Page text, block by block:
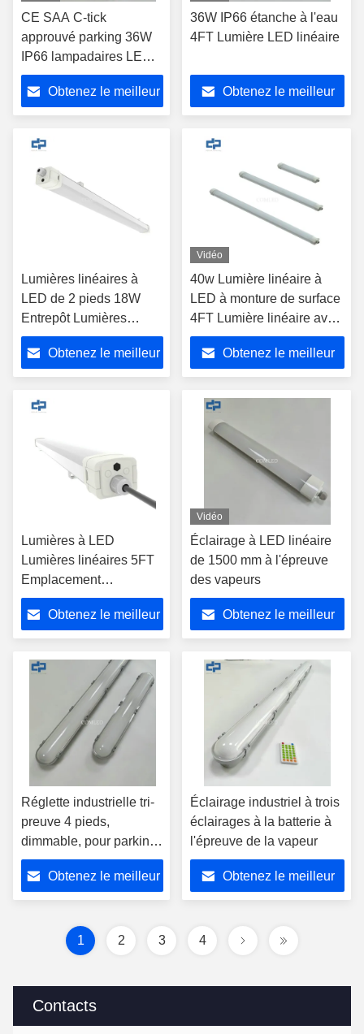
Contacts
CE SAA C-tick
approuvé parking 36W
IP66 lampadaires LED
industriels 1200mm
étanche à l'eau lumière
linéaire à LED entrepôt
LED fixation de la
lumière de surface
montée à l'épreuve de la
vapeur lampadaire à
l'épreuve de la vapeur
Obtenez le meilleur
36W IP66 étanche à l'eau
4FT Lumière LED linéaire
Obtenez le meilleur
Lumières linéaires à
LED de 2 pieds 18W
Entrepôt Lumières
linéaires à LED liables
Diffuseur de lait
Obtenez le meilleur
Vidéo
40w Lumière linéaire à
LED à monture de surface
4FT Lumière linéaire avec
bloc terminal de type
presse IP66
Obtenez le meilleur
Lumières à LED
Lumières linéaires 5FT
Emplacement
dangereux Lumière
étanche à vapeur LED
220V SMD2835
Obtenez le meilleur
Vidéo
Éclairage à LED linéaire
de 1500 mm à l'épreuve
des vapeurs
Obtenez le meilleur
Réglette industrielle tri-
preuve 4 pieds,
dimmable, pour parking,
luminaire LED compact,
CE, SAA approuvé,
réglette linéaire tri-
gradation, réglettes LED
étanches à la vapeur
Obtenez le meilleur
Éclairage industriel à trois
éclairages à la batterie à
l'épreuve de la vapeur
Obtenez le meilleur
1 2 3 4